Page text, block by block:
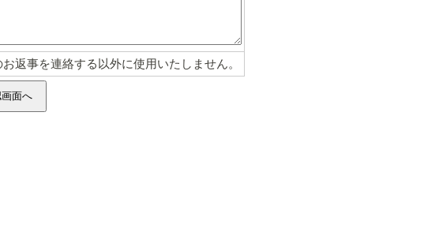
返事を連絡する以外に使用いたしません。